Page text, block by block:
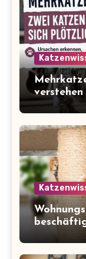
glücklich